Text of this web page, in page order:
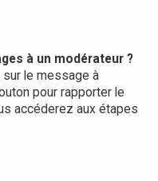
à un modérateur ?
sur le message à
pour rapporter le
accéderez aux étapes